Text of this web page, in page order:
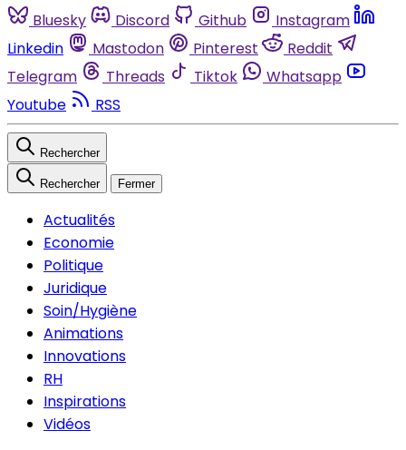
Bluesky Discord Github
Instagram
Linkedin
Mastodon Pinterest
Reddit
Telegram
Threads Tiktok
Whatsapp
Youtube
RSS
Rechercher
Rechercher Fermer
Actualités
Economie
Politique
Juridique
Soin/Hygiène
Animations
Innovations
RH
Inspirations
Vidéos